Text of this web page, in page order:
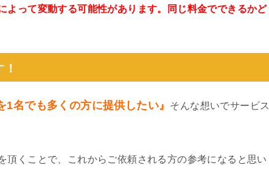
って変動する可能性があります。同じ料金でできるかど
1名でも多くの方に提供したい』
そんな想いでサービ
頂くことで、これからご依頼される方の参考になると思い